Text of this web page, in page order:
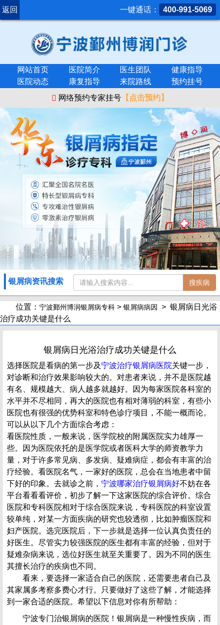
返回 一键通话： 400-991-5069
网站首页 医院简介 医生团队
健康指导
医院动态
康复指导 来院路线
预约挂号
网络预约专家挂号 【点击预约】
银屑病资讯搜索 搜疾病
位置： 宁波鄞州博润银屑病专科 > 银屑病病因
> 银屑病日光浴
治疗成功关键是什么
银屑病日光浴治疗成功关键是什么
选择医院是看病的第一步及宁波治疗银屑病医院关键一步，
对诊断和治疗效果影响较大的。对患者来说，并不是医院越
有名、规模越大、病人越多就越好。因为每家医院各科室的
水平并不尽相同，再大的医院也有相对薄弱的科室，有些小
医院也有很强的优势科室和特色诊疗项目，不能一概而论。
可以从以下几个方面综合考虑：
看医院性质，一般来说，医学院校的附属医院实力雄厚一
些。因为医院依托的是医学院或者医科大学的师资教学力
量，对于许多常见病、多发病、疑难病症，都会有丰富的治
疗经验。看医院名气，一家好的医院，总会在当地患者中留
下好的印象。去就诊之前， 宁波哪家治疗银屑病好不妨在各
平台看看看评价，初步了解一下这家医院的综合评价。综合
医院和专科医院相对于综合医院来说，专科医院的科室设置
较单纯，对某一方面疾病的研究也较透彻，比如肿瘤医院和
妇产医院。选完医院后，下一步就是选择一位认真负责任的
好医生。尽管实力较强医院的医生都有丰富的经验，但对于
疑难杂病来说，选位好医生就至关重要了。因为不同的医生
其擅长治疗的疾病也不同。
看来，要选择一家适合自己的医院，还需要患者自己及
其家属多考察多费心才行。只要做好了这些了解，才能选择
到一家合适的医院。希望以下信息对你有所帮助：
宁波专门治银屑病的医院！银屑病是一种慢性疾病，而